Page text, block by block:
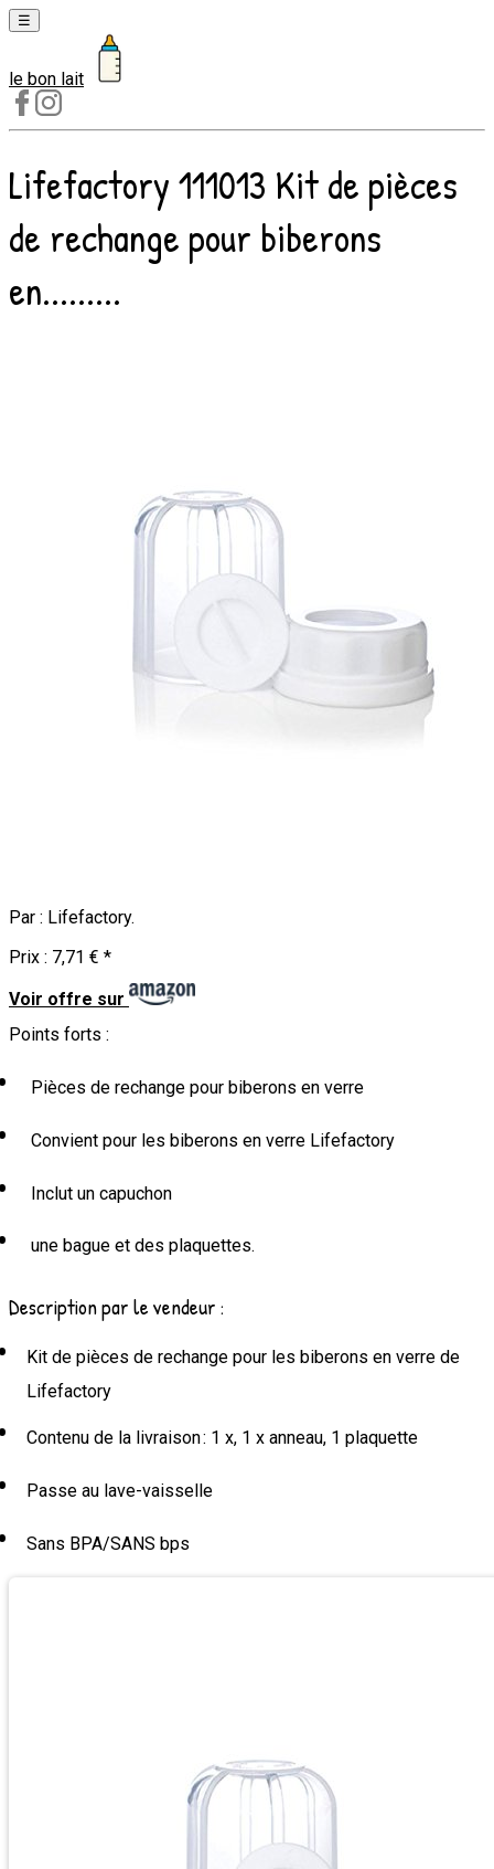
☰
Laits
1er
âge
Laits
2e
âge
de
le bon lait
Lifefactory 111013 Kit de pièces
de rechange pour biberons
en.........
Par : Lifefactory.
Prix : 7,71 € *
Voir offre sur
Points forts :
Pièces de rechange pour biberons en verre
Convient pour les biberons en verre Lifefactory
Inclut un capuchon
une bague et des plaquettes.
Description par le vendeur :
Kit de pièces de rechange pour les biberons en verre de
Lifefactory
Contenu de la livraison : 1 x, 1 x anneau, 1 plaquette
Passe au lave-vaisselle
Sans BPA/SANS bps